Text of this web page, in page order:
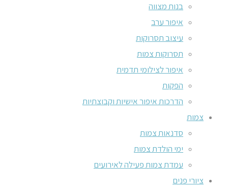
בנות מצווה
איפור ערב
עיצוב תסרוקות
תסרוקות צמות
איפור לצילומי תדמית
הפקות
הדרכות איפור אישיות וקבוצתיות
צמות
סדנאות צמות
ימי הולדת צמות
עמדת צמות פעילה לאירועים
ציורי פנים